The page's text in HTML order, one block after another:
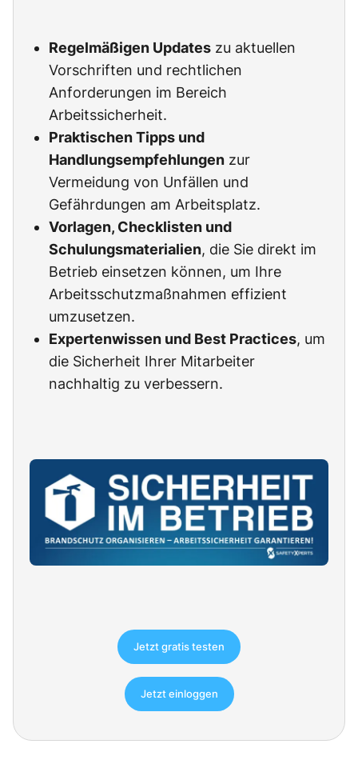
Regelmäßigen Updates zu aktuellen
Vorschriften und rechtlichen
Anforderungen im Bereich
Arbeitssicherheit.
Praktischen Tipps und
Handlungsempfehlungen zur
Vermeidung von Unfällen und
Gefährdungen am Arbeitsplatz.
Vorlagen, Checklisten und
Schulungsmaterialien, die Sie direkt im
Betrieb einsetzen können, um Ihre
Arbeitsschutzmaßnahmen effizient
umzusetzen.
Expertenwissen und Best Practices, um
die Sicherheit Ihrer Mitarbeiter
nachhaltig zu verbessern.
Jetzt gratis testen
Jetzt einloggen